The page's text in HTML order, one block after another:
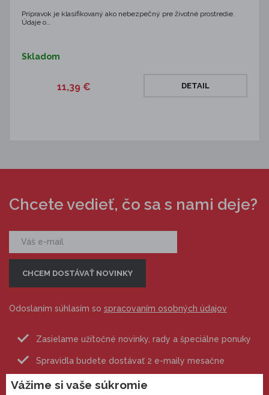
Prípravok je klasifikovaný ako nebezpečný pre životné prostredie.
Údaje o…
Skladom
11,39 € DETAIL
Chcete vedieť, čo sa s nami deje?
Odoslaním súhlasím so spracovaním osobných údajov
Zasielame užitočné novinky, rady a špeciálne ponuky
Spravidla budete dostávať 2 e-maily mesačne
Odhlásiť sa môžete kedykoľvek
Vážime si vaše súkromie